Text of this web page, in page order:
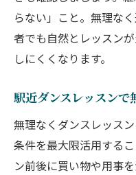
らない」こと。無理な
者でも自然とレッスン
しにくくなります。
駅近ダンスレッスンで
無理なくダンスレッス
条件を最大限活用する
ン前後に買い物や用事